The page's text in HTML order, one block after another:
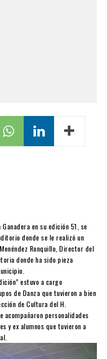
en su edición 51, se
donde se le realizó un
Ronquillo, Director del
donde ha sido pieza
estuvo a cargo
de Danza que tuvieron a bien
de Cultura del H.
acompañaron personalidades
y ex alumnos que tuvieron a